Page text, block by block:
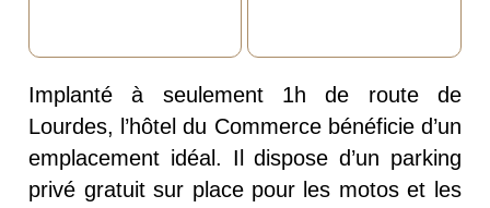
Implanté à seulement 1h de route de
Lourdes, l’hôtel du Commerce bénéficie d’un
emplacement idéal. Il dispose d’un parking
privé gratuit sur place pour les motos et les